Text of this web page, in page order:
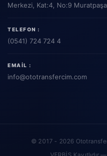
Merkezi, Kat:4, No:9
TELEFON :
(0541) 724 724 4
EMAIL :
info@ototransfercim.com
© 2017 - 2026